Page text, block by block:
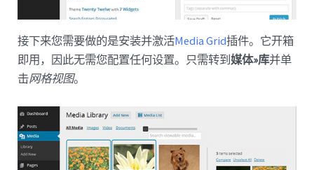
接下来您需要做的是安装并激活Media Grid插件。它开箱
即用，因此无需您配置任何设置。只需转到媒体»库并单
击网格视图。